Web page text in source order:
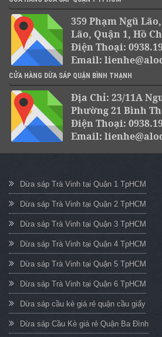
359 Phạm Ngũ
Lão, Quận 1, Hồ
Điện Thoại:
Email:
CỬA HÀNG DỪA SÁP QUẬN BÌNH THẠNH
Địa Chỉ: 23/11A
Phường 21 Bình
Điện Thoại:
Email:
Dừa sáp Trà Vinh tại Quận 1 TpHCM
Dừa sáp Trà Vinh tại Quận 2 TpHCM
Dừa sáp Trà Vinh tại Quận 3 TpHCM
Dừa sáp Trà Vinh tại Quận 4 TpHCM
Dừa sáp Trà Vinh tại Quận 5 TpHCM
Dừa sáp Trà Vinh tại Quận 6 TpHCM
Dừa sáp cầu kè giá rẻ quận cầu giấy
Dừa sáp Cầu Kè giá rẻ Quận Ba Đình